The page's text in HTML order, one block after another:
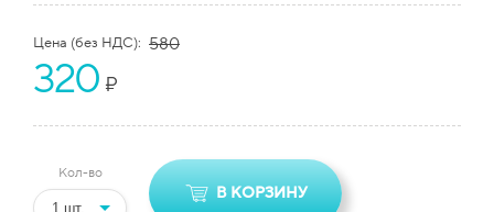
Цена (без НДС): 580
320 ₽
Кол-во
В КОРЗИНУ